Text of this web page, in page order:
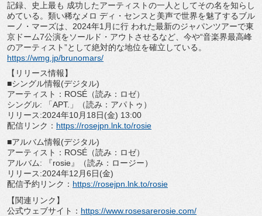
記録、史上最も 成功したアーティストの一人としてその名を知らし
めている。 類い稀なメロ ディ・センスと美声で世界を魅了するブル
ーノ・マーズは、 2024年1月に行 われた最新のジャパンツアーで東
京ドーム7公演をソールド・ アウトさせるなど、今や“音楽界最高峰
のアーティスト”として絶対的な地位を確立している。
https://wmg.jp/brunomars/
【リリース情報】
■シングル情報(デジタル)
アーティスト：ROSÉ（読み：ロゼ）
シングル: 「APT.」（読み：アパトゥ）
リリース:2024年10月18日(金) 13:00
配信リンク： https://rosejpn.lnk.to/rosie
■アルバム情報(デジタル)
アーティスト：ROSÉ（読み：ロゼ）
アルバム: 『rosie』（読み：ロージー）
リリース:2024年12月6日(金)
配信予約リンク： https://rosejpn.lnk. to/rosie
【関連リンク】
公式ウェブサイト： https://www. rosesarerosie.com/